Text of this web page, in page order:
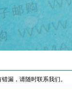
漏，请随时联系我们。